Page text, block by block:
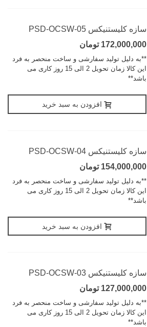
سازه کلیستنیکس PSD-OCSW-05
172,000,000 تومان
**به دلیل تولید سفارشی و ساخت منحصر به فرد
این کالا زمان تحویل 2 الی 15 روز کاری می
باشد**
افزودن به سبد خرید
سازه کلیستنیکس PSD-OCSW-04
154,000,000 تومان
**به دلیل تولید سفارشی و ساخت منحصر به فرد
این کالا زمان تحویل 2 الی 15 روز کاری می
باشد**
افزودن به سبد خرید
سازه کلیستنیکس PSD-OCSW-03
127,000,000 تومان
**به دلیل تولید سفارشی و ساخت منحصر به فرد
این کالا زمان تحویل 2 الی 15 روز کاری می
باشد**